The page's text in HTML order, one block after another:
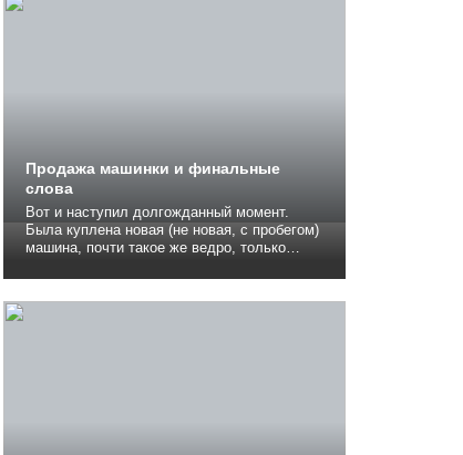
Продажа машинки и финальные
слова
Вот и наступил долгожданный момент.
Была куплена новая (не новая, с пробегом)
машина, почти такое же ведро, только
другая история. Что с матизом: Решил
ради интереса опубликовать ее на авто.ру.